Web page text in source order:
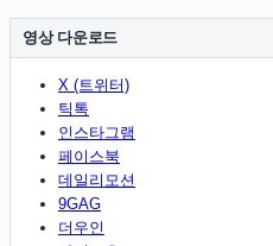
영상 다운로드
X (트위터)
틱톡
인스타그램
페이스북
데일리모션
9GAG
더우인